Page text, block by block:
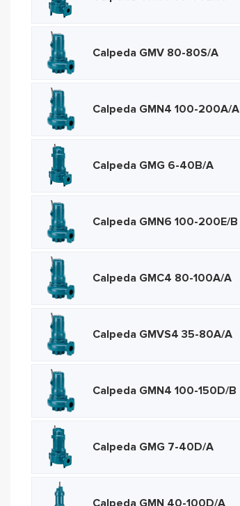
Calpeda GMV 80-80S/A
Calpeda GMN4 100-200A/A
Calpeda GMG 6-40B/A
Calpeda GMN6 100-200E/B
Calpeda GMC4 80-100A/A
Calpeda GMVS4 35-80A/A
Calpeda GMN4 100-150D/B
Calpeda GMG 7-40D/A
Calpeda GMN 40-100D/A